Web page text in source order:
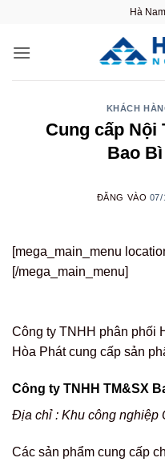
nội
Hà
KHÁCH
Cung cấp Nội
Bao
ĐĂNG VÀO 07/
[mega_main_menu
[/mega_main_menu]
Công ty TNHH phân phối
Hòa Phát cung cấp sản
Công ty TNHH TM&SX
Địa chỉ : Khu công nghiệp
Các sản phẩm cung cấp